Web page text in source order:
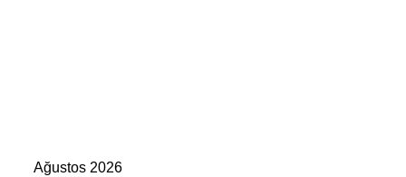
Ağustos 2026